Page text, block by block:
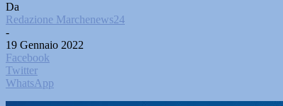
Da
Redazione Marchenews24
-
19 Gennaio 2022
Facebook
Twitter
WhatsApp